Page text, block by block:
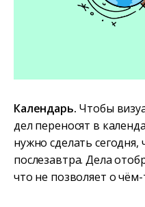
Календарь. Чтобы
дел переносят в
нужно сделать
послезавтра. Дела
что не позволяет о